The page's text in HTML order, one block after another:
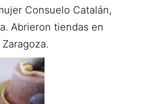
Consuelo Catalán,
Abrieron tiendas en